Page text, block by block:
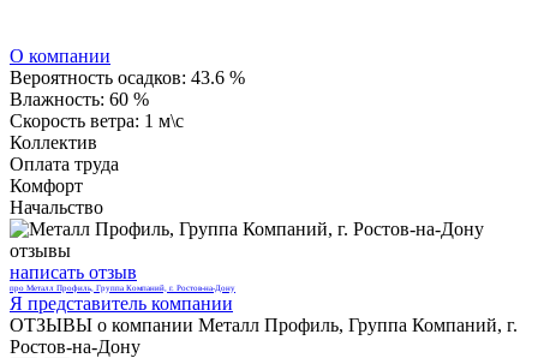
О компании
Вероятность осадков: 43.6 %
Влажность: 60 %
Скорость ветра: 1 м\с
Коллектив
Оплата труда
Комфорт
Начальство
написать отзыв
про Металл Профиль, Группа Компаний, г. Ростов-на-Дону
Я представитель компании
ОТЗЫВЫ о компании Металл Профиль, Группа Компаний, г.
Ростов-на-Дону